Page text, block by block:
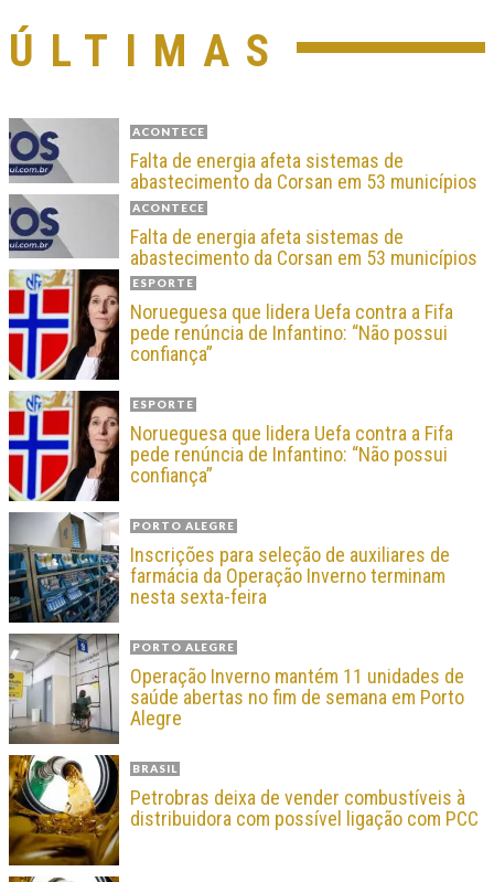
ÚLTIMAS
ACONTECE
Falta de energia afeta sistemas de
abastecimento da Corsan em 53 municípios
ACONTECE
Falta de energia afeta sistemas de
abastecimento da Corsan em 53 municípios
ESPORTE
Norueguesa que lidera Uefa contra a Fifa
pede renúncia de Infantino: “Não possui
confiança”
ESPORTE
Norueguesa que lidera Uefa contra a Fifa
pede renúncia de Infantino: “Não possui
confiança”
PORTO ALEGRE
Inscrições para seleção de auxiliares de
farmácia da Operação Inverno terminam
nesta sexta-feira
PORTO ALEGRE
Operação Inverno mantém 11 unidades de
saúde abertas no fim de semana em Porto
Alegre
BRASIL
Petrobras deixa de vender combustíveis à
distribuidora com possível ligação com PCC